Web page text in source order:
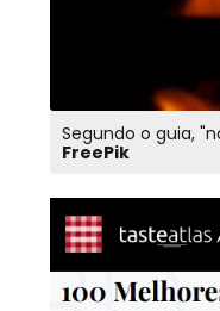
Segundo o guia,
FreePik